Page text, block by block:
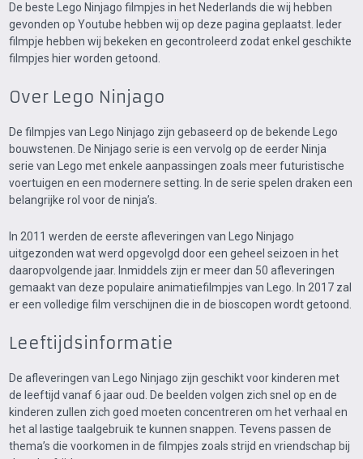
De beste Lego Ninjago filmpjes in het Nederlands die wij hebben
gevonden op Youtube hebben wij op deze pagina geplaatst. Ieder
filmpje hebben wij bekeken en gecontroleerd zodat enkel geschikte
filmpjes hier worden getoond.
Over Lego Ninjago
De filmpjes van Lego Ninjago zijn gebaseerd op de bekende Lego
bouwstenen. De Ninjago serie is een vervolg op de eerder Ninja
serie van Lego met enkele aanpassingen zoals meer futuristische
voertuigen en een modernere setting. In de serie spelen draken een
belangrijke rol voor de ninja’s.
In 2011 werden de eerste afleveringen van Lego Ninjago
uitgezonden wat werd opgevolgd door een geheel seizoen in het
daaropvolgende jaar. Inmiddels zijn er meer dan 50 afleveringen
gemaakt van deze populaire animatiefilmpjes van Lego. In 2017 zal
er een volledige film verschijnen die in de bioscopen wordt getoond.
Leeftijdsinformatie
De afleveringen van Lego Ninjago zijn geschikt voor kinderen met
de leeftijd vanaf 6 jaar oud. De beelden volgen zich snel op en de
kinderen zullen zich goed moeten concentreren om het verhaal en
het al lastige taalgebruik te kunnen snappen. Tevens passen de
thema’s die voorkomen in de filmpjes zoals strijd en vriendschap bij